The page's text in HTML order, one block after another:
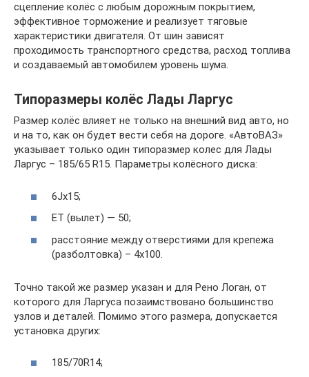
сцепление колёс с любым дорожным покрытием,
эффективное торможение и реализует тяговые
характеристики двигателя. От шин зависят
проходимость транспортного средства, расход топлива
и создаваемый автомобилем уровень шума.
Типоразмеры колёс Лады Ларгус
Размер колёс влияет не только на внешний вид авто, но
и на то, как он будет вести себя на дороге. «АвтоВАЗ»
указывает только один типоразмер колес для Лады
Ларгус – 185/65 R15. Параметры колёсного диска:
6Jx15;
ET (вылет) — 50;
расстояние между отверстиями для крепежа
(разболтовка) – 4х100.
Точно такой же размер указан и для Рено Логан, от
которого для Ларгуса позаимствовано большинство
узлов и деталей. Помимо этого размера, допускается
установка других:
185/70R14;